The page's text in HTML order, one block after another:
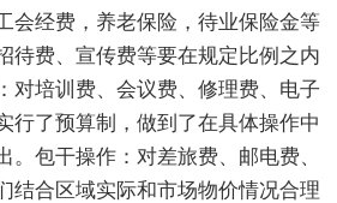
会经费，养老保险，待业保险金等
待费、宣传费等要在规定比例之内
对培训费、会议费、修理费、电子
行了预算制，做到了在具体操作中
。包干操作：对差旅费、邮电费、
结合区域实际和市场物价情况合理